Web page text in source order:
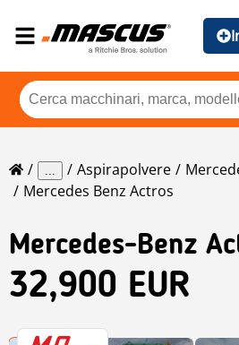
... Aspirapolvere
Mercedes Benz Actros
Mercedes-Benz
32,900 EUR